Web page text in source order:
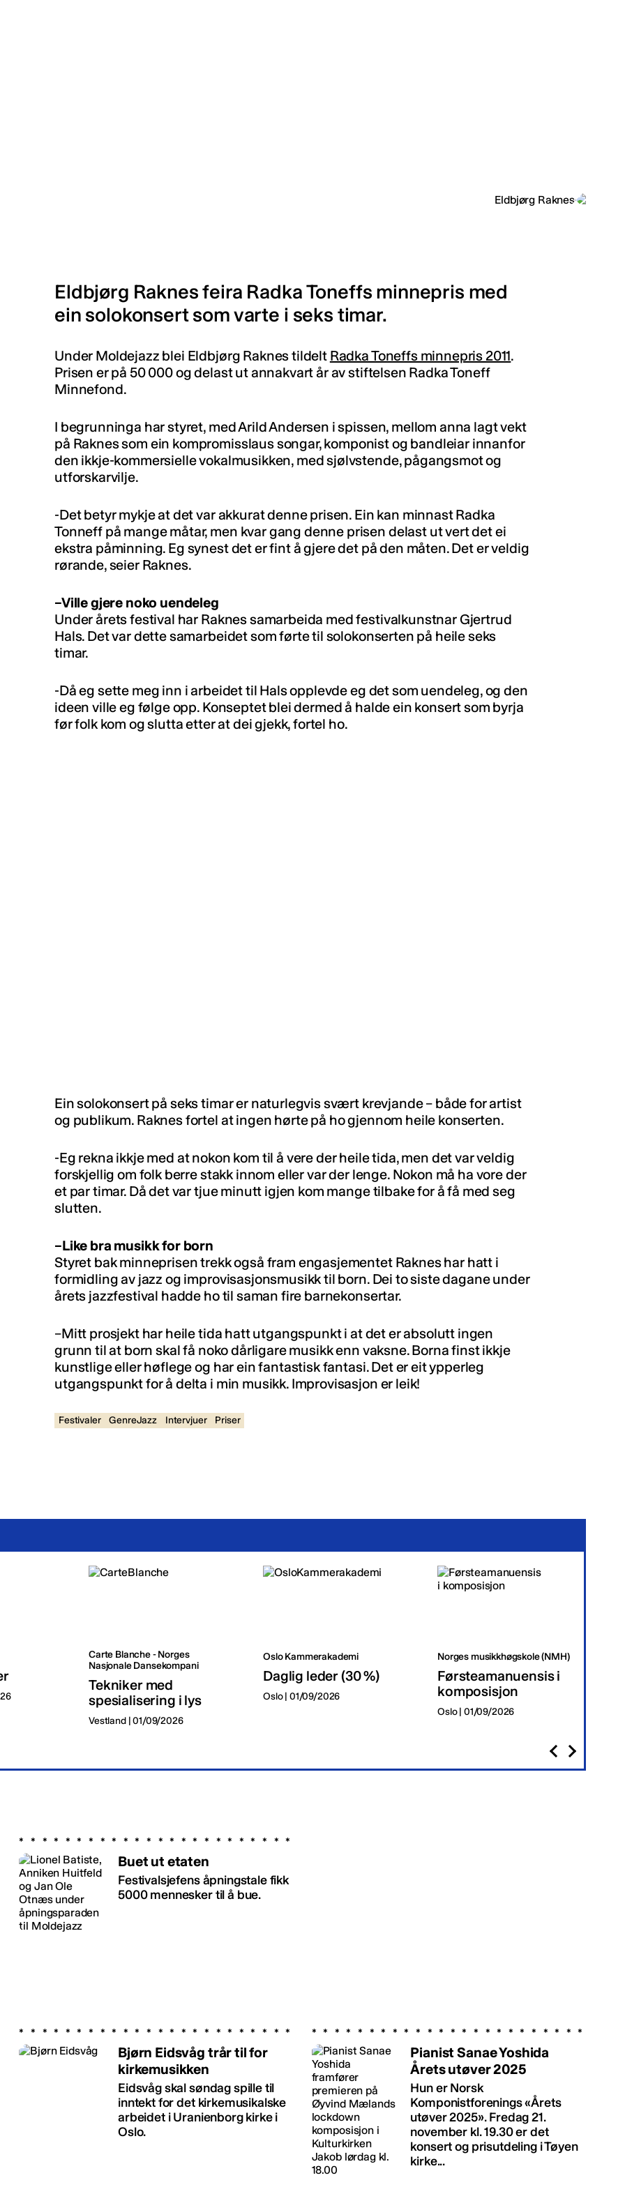
Eldbjørg Raknes feira Radka Toneffs minnepris med
ein solokonsert som varte i seks timar.
Under Moldejazz blei Eldbjørg Raknes tildelt Radka Toneffs minnepris 2011.
Prisen er på 50 000 og delast ut annakvart år av stiftelsen Radka Toneff
Minnefond.
I begrunninga har styret, med Arild Andersen i spissen, mellom anna lagt vekt
på Raknes som ein kompromisslaus songar, komponist og bandleiar innanfor
den ikkje-kommersielle vokalmusikken, med sjølvstende, pågangsmot og
utforskarvilje.
-Det betyr mykje at det var akkurat denne prisen. Ein kan minnast Radka
Tonneff på mange måtar, men kvar gang denne prisen delast ut vert det ei
ekstra påminning. Eg synest det er fint å gjere det på den måten. Det er veldig
rørande, seier Raknes.
–Ville gjere noko uendeleg
Under årets festival har Raknes samarbeida med festivalkunstnar Gjertrud
Hals. Det var dette samarbeidet som førte til solokonserten på heile seks
timar.
-Då eg sette meg inn i arbeidet til Hals opplevde eg det som uendeleg, og den
ideen ville eg følge opp. Konseptet blei dermed å halde ein konsert som byrja
før folk kom og slutta etter at dei gjekk, fortel ho.
Ein solokonsert på seks timar er naturlegvis svært krevjande – både for artist
og publikum. Raknes fortel at ingen hørte på ho gjennom heile konserten.
-Eg rekna ikkje med at nokon kom til å vere der heile tida, men det var veldig
forskjellig om folk berre stakk innom eller var der lenge. Nokon må ha vore der
et par timar. Då det var tjue minutt igjen kom mange tilbake for å få med seg
slutten.
–Like bra musikk for born
Styret bak minneprisen trekk også fram engasjementet Raknes har hatt i
formidling av jazz og improvisasjonsmusikk til born. Dei to siste dagane under
årets jazzfestival hadde ho til saman fire barnekonsertar.
–Mitt prosjekt har heile tida hatt utgangspunkt i at det er absolutt ingen
grunn til at born skal få noko dårligare musikk enn vaksne. Borna finst ikkje
kunstlige eller høflege og har ein fantastisk fantasi. Det er eit ypperleg
utgangspunkt for å delta i min musikk. Improvisasjon er leik!
Festivaler GenreJazz Intervjuer Priser
Carte Blanche - Norges
Nasjonale Dansekompani
Tekniker med
spesialisering i lys
Vestland | 01/09/2026
Oslo Kammerakademi
Daglig leder (30 %)
Oslo | 01/09/2026
Norges musikkhøgskole (NMH)
Førsteamanuensis i
komposisjon
Oslo | 01/09/2026
Buet ut etaten
Festivalsjefens åpningstale fikk
5000 mennesker til å bue.
Bjørn Eidsvåg trår til for
kirkemusikken
Eidsvåg skal søndag spille til
inntekt for det kirkemusikalske
arbeidet i Uranienborg kirke i
Oslo.
Pianist Sanae Yoshida
Årets utøver 2025
Hun er Norsk
Komponistforenings «Årets
utøver 2025». Fredag 21.
november kl. 19.30 er det
konsert og prisutdeling i Tøyen
kirke...